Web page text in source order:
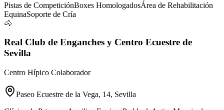
Pistas de CompeticiónBoxes HomologadosÁrea de Rehabilitación
EquinaSoporte de Cría
🐴
Real Club de Enganches y Centro Ecuestre de
Sevilla
Centro Hípico Colaborador
Paseo Ecuestre de la Vega, 14, Sevilla